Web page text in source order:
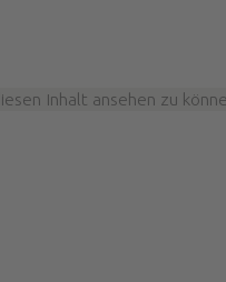
Inhalt ansehen zu